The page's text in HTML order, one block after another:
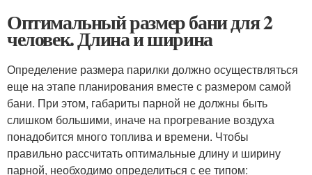
Оптимальный размер бани для 2
человек. Длина и ширина
Определение размера парилки должно осуществляться
еще на этапе планирования вместе с размером самой
бани. При этом, габариты парной не должны быть
слишком большими, иначе на прогревание воздуха
понадобится много топлива и времени. Чтобы
правильно рассчитать оптимальные длину и ширину
парной, необходимо определиться с ее типом: